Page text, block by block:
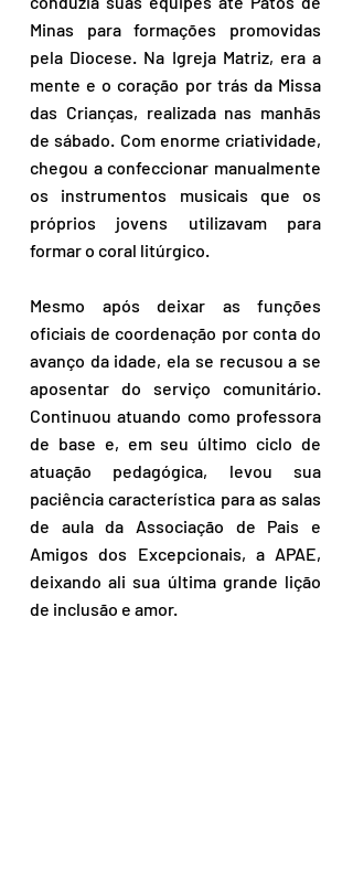
Minas para formações promovidas
pela Diocese. Na Igreja Matriz, era a
mente e o coração por trás da Missa
das Crianças, realizada nas manhãs
de sábado. Com enorme criatividade,
chegou a confeccionar manualmente
os instrumentos musicais que os
próprios jovens utilizavam para
formar o coral litúrgico.
Mesmo após deixar as funções
oficiais de coordenação por conta do
avanço da idade, ela se recusou a se
aposentar do serviço comunitário.
Continuou atuando como professora
de base e, em seu último ciclo de
atuação pedagógica, levou sua
paciência característica para as salas
de aula da Associação de Pais e
Amigos dos Excepcionais, a APAE,
deixando ali sua última grande lição
de inclusão e amor.